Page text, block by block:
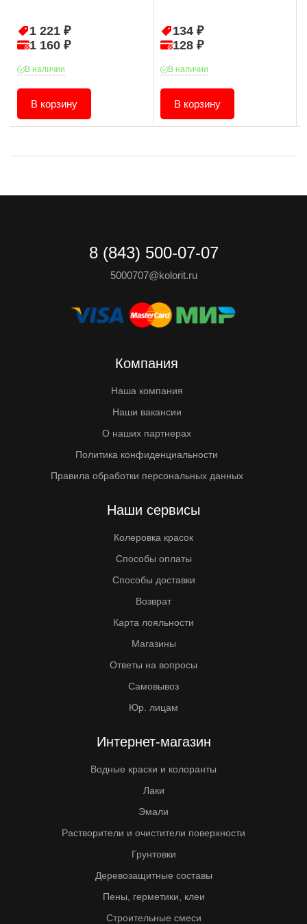
1 221 ₽
1 160 ₽
В наличии
В корзину
134 ₽
128 ₽
В наличии
В корзину
8 (843) 500-07-07
5000707@kolorit.ru
Компания
Наша компания
Наши вакансии
О наших партнерах
Политика конфиденциальности
Правила обработки персональных данных
Наши сервисы
Колеровка красок
Способы оплаты
Способы доставки
Возврат
Карта лояльности
Магазины
Ответы на вопросы
Самовывоз
Юр. лицам
Интернет-магазин
Водные краски и колоранты
Лаки
Эмали
Растворители и очистители поверхности
Грунтовки
Деревозащитные составы
Пены, герметики, клеи
Строительные смеси